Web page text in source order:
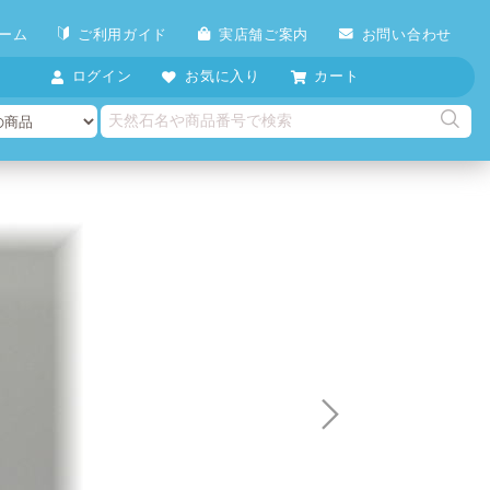
ム ご利用ガイド 実店舗ご案内 お問い合わせ
ログイン お気に入り カート